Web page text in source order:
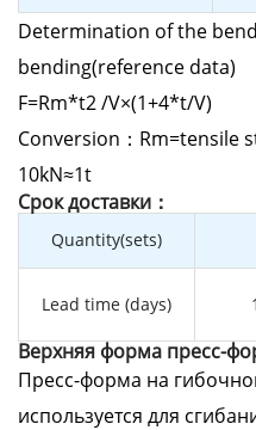
Determination of the
bending(reference data)
F=Rm*t2 /V×(1+4*t/V)
Conversion：Rm=tensile
10kN≈1t
Cрок доставки：
Quantity(sets)
Lead time (days)
Верхняя форма пресс-
Пресс-форма на
используется для